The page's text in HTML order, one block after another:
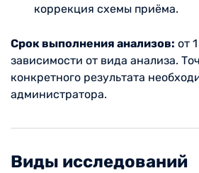
коррекция схемы приёма.
Срок выполнения анализов: от
зависимости от вида анализа.
конкретного результата
администратора.
Виды исследований